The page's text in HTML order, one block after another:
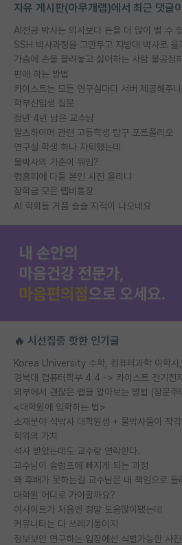
자유 게시판(아무개랩)에서 최근 댓글
AI전공 박사는 의사보다 돈을 더 많이 벌 수
가슴에 손을 올려놓고 싫어하는 사람 불공정
편애 하는 방법
카이스트는 모든 연구실마다 서버 제공해주
학부신입생 질문
정년 4년 남은 교수님
알츠하이머 관련 고등학생 탐구 포트폴리오
연구실 학생 하나 자퇴했는데
물박사의 기준이 뭐임?
랩홈피에 다들 본인 사진 올리냐
장학금 모은 랩비통장
AI 학회들 거품 슬슬 지적이 나오네요
🔥 시선집중 핫한 인기글
외부에서 괜찮은 랩을 알아보는 방법 (장문주
<대학원에 입학하는 법>
소재분야 석박사 대학원생 + 물박사들이 착각
학위의 가치
석사 받았는데도 교수랑 연락한다.
교수님이 슬럼프에 빠지게 되는 과정
대학원 어디로 가야할까요?
이사이트가 처음엔 정말 도움많이됐는데
커뮤니티는 다 쓰레기통이지